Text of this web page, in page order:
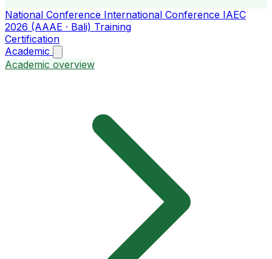
National Conference International Conference IAEC
2026 (AAAE · Bali) Training
Certification
Academic
Academic overview